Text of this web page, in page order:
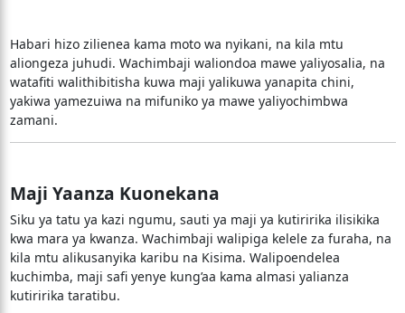
Habari hizo zilienea kama moto wa nyikani, na kila mtu
aliongeza juhudi. Wachimbaji waliondoa mawe yaliyosalia, na
watafiti walithibitisha kuwa maji yalikuwa yanapita chini,
yakiwa yamezuiwa na mifuniko ya mawe yaliyochimbwa
zamani.
Maji Yaanza Kuonekana
Siku ya tatu ya kazi ngumu, sauti ya maji ya kutiririka ilisikika
kwa mara ya kwanza. Wachimbaji walipiga kelele za furaha, na
kila mtu alikusanyika karibu na Kisima. Walipoendelea
kuchimba, maji safi yenye kung’aa kama almasi yalianza
kutiririka taratibu.